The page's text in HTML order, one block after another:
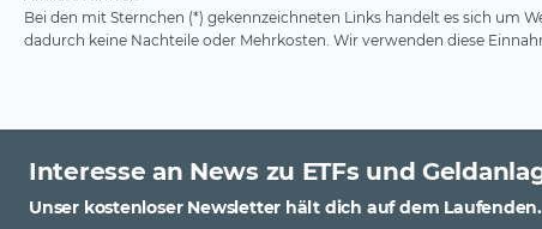
Bei den mit Sternchen (*) gekennzeichneten Links handelt es sich um
dadurch keine Nachteile oder Mehrkosten. Wir verwenden diese
Interesse an News zu ETFs und
Unser kostenloser Newsletter hält dich auf dem Laufenden.